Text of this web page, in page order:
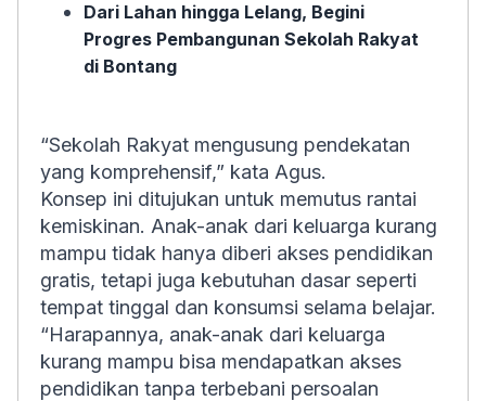
Dari Lahan hingga Lelang, Begini
Progres Pembangunan Sekolah Rakyat
di Bontang
“Sekolah Rakyat mengusung pendekatan
yang komprehensif,” kata Agus.
Konsep ini ditujukan untuk memutus rantai
kemiskinan. Anak-anak dari keluarga kurang
mampu tidak hanya diberi akses pendidikan
gratis, tetapi juga kebutuhan dasar seperti
tempat tinggal dan konsumsi selama belajar.
“Harapannya, anak-anak dari keluarga
kurang mampu bisa mendapatkan akses
pendidikan tanpa terbebani persoalan